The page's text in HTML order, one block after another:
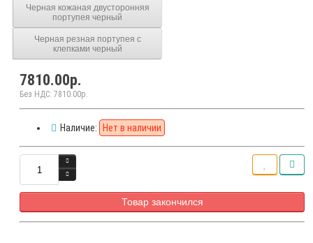
Черная кожаная двусторонняя
портупея черный
Черная резная портупея с
клепками черный
7810.00р.
Без НДС: 7810.00р.
Наличие: Нет в наличии
Товар закончился